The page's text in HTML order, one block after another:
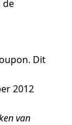
de
Dit
2012
van